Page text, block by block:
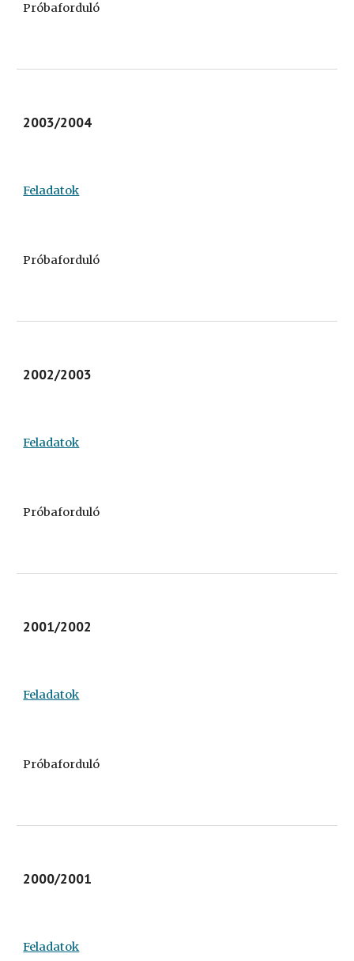
Próbaforduló
2003/2004
Feladatok
Próbaforduló
2002/2003
Feladatok
Próbaforduló
2001/2002
Feladatok
Próbaforduló
2000/2001
Feladatok